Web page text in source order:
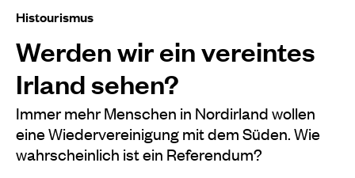
Histourismus
Werden wir ein vereintes
Irland sehen?
Immer mehr Menschen in Nordirland wollen
eine Wiedervereinigung mit dem Süden. Wie
wahrscheinlich ist ein Referendum?